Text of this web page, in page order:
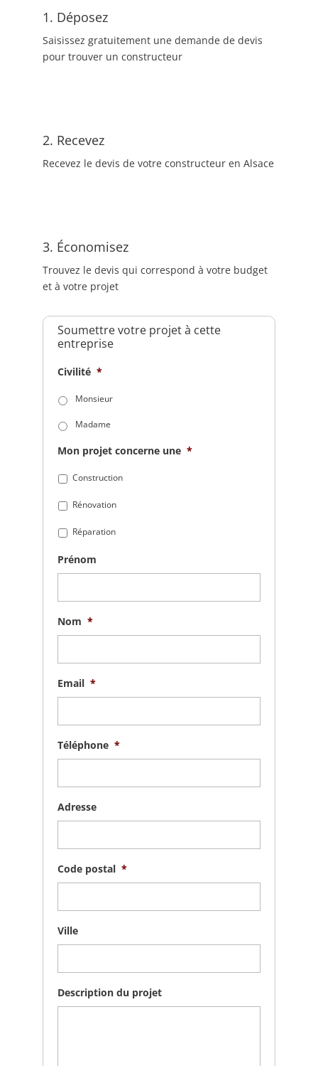
1. Déposez
Saisissez gratuitement une demande de devis
pour trouver un constructeur
2. Recevez
Recevez le devis de votre constructeur en Alsace
3. Économisez
Trouvez le devis qui correspond à votre budget
et à votre projet
Soumettre votre projet à cette
entreprise
Civilité *
Monsieur
Madame
Mon projet concerne une *
Construction
Rénovation
Réparation
Prénom
Nom *
Email *
Téléphone *
Adresse
Code postal *
Ville
Description du projet